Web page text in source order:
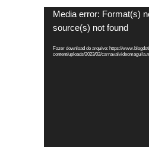
Tocador
vídeo
Media error: Format(s)
source(s) not found
Fazer download do arquivo: https://
content/uploads/2023/02/